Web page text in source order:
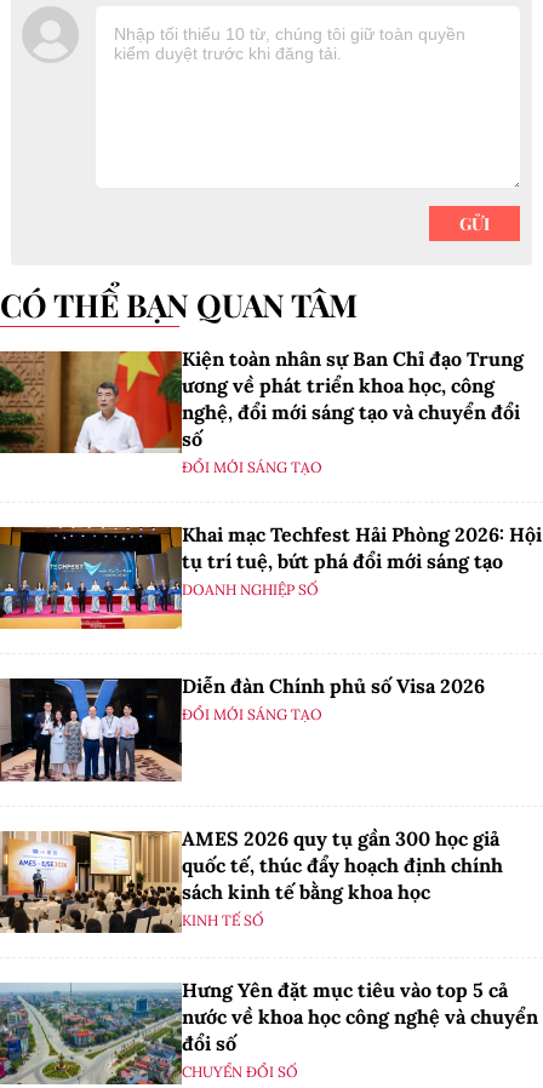
CÓ THỂ BẠN QUAN TÂM
Kiện toàn nhân sự Ban Chỉ đạo Trung
ương về phát triển khoa học, công
nghệ, đổi mới sáng tạo và chuyển đổi
số
ĐỔI MỚI SÁNG TẠO
Khai mạc Techfest Hải Phòng 2026: Hội
tụ trí tuệ, bứt phá đổi mới sáng tạo
DOANH NGHIỆP SỐ
Diễn đàn Chính phủ số Visa 2026
ĐỔI MỚI SÁNG TẠO
AMES 2026 quy tụ gần 300 học giả
quốc tế, thúc đẩy hoạch định chính
sách kinh tế bằng khoa học
KINH TẾ SỐ
Hưng Yên đặt mục tiêu vào top 5 cả
nước về khoa học công nghệ và chuyển
đổi số
CHUYỂN ĐỔI SỐ